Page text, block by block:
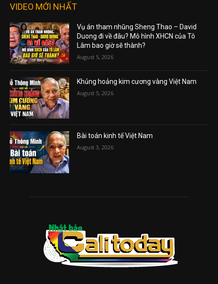
VIDEO MỚI NHẤT
Vụ án tham nhũng Sheng Thao – David
Duong đi về đâu? Mô hình XHCN của Tô
Lâm bao giờ sẽ thành?
August 5, 2026
Khủng hoảng kim cương vàng Việt Nam
August 5, 2026
Bài toán kinh tế Việt Nam
August 3, 2026